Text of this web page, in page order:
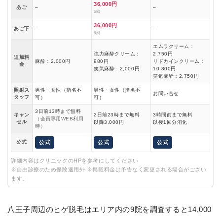
あご –
36,000円
6回
–
あご下 –
36,000円
6回
–
追加料
金
麻酔：2,000円
強力麻酔クリーム：
980円
笑気麻酔：2,000円
エムラクリーム：
2,750円
リドカインクリーム：
10,800円
笑気麻酔：2,750円
照射ス
タッフ
男性・女性（指名不
可）
男性・女性（指名不
可）
お問い合せ
キャン
セル
3日前13時まで無料
（会員専用WEB利用
時）
2日前23時まで無料
以降3,000円
3時間前まで無料
以後1回分消化
公式 公式 公式 公式
詳細内容はクリニックのHPを参考にしてください
※自由診療のため保険適用外 ※掲載料金は予告なく変更される場合がござい
ます。
八王子周辺のヒゲ脱毛はエリア内の9院を調査すると14,000